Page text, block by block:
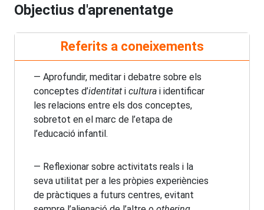
Objectius d'aprenentatge
Referits a coneixements
— Aprofundir, meditar i debatre sobre els
conceptes d’identitat i cultura i identificar
les relacions entre els dos conceptes,
sobretot en el marc de l’etapa de
l’educació infantil.
— Reflexionar sobre activitats reals i la
seva utilitat per a les pròpies experiències
de pràctiques a futurs centres, evitant